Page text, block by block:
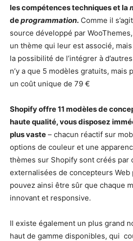
les compétences techniques et la
deprogrammation. Comme il
source développé par
un thème qui leur est associé,
la possibilité de l’intégrer à
n’y a que 5 modèles gratuits, mais
un coût unique de 79 €
Shopify offre 11 modèles de
haute qualité, vous disposez
plus vaste – chacun réactif sur
options de couleur et une
thèmes sur Shopify sont créés par
externalisées de concepteurs Web
pouvez ainsi être sûr que chaque
innovant et responsive.
Il existe également un plus grand
haut de gamme disponibles, qui